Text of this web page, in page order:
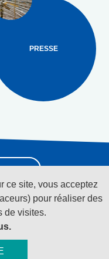
ce site, vous acceptez
pour réaliser des
de visites.
PRESSE
sociaux
ici